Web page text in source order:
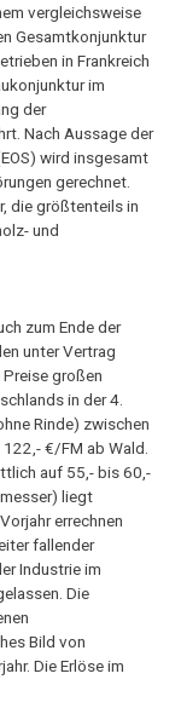
vergleichsweise
Gesamtkonjunktur
in Frankreich
im
der
Nach Aussage der
wird insgesamt
gerechnet.
die größtenteils in
und
zum Ende der
unter Vertrag
großen
in der 4.
Rinde) zwischen
€/FM ab Wald.
auf 55,- bis 60,-
liegt
errechnen
fallender
Industrie im
Die
Bild von
Die Erlöse im